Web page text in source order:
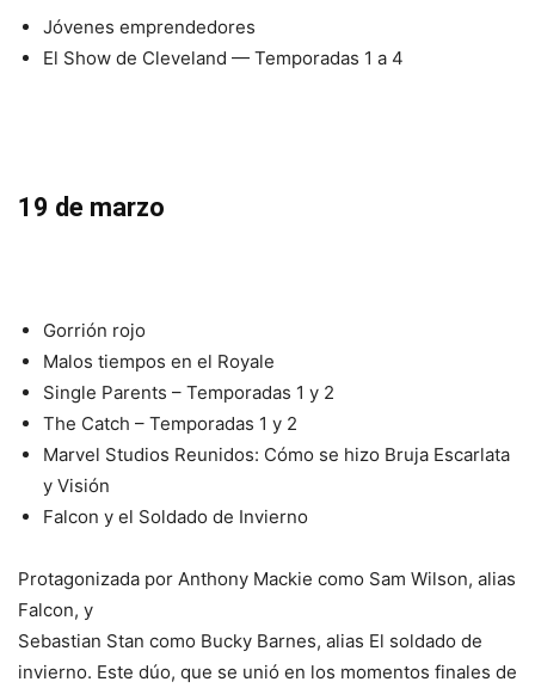
Jóvenes emprendedores
El Show de Cleveland — Temporadas 1 a 4
19 de marzo
Gorrión rojo
Malos tiempos en el Royale
Single Parents – Temporadas 1 y 2
The Catch – Temporadas 1 y 2
Marvel Studios Reunidos: Cómo se hizo Bruja Escarlata
y Visión
Falcon y el Soldado de Invierno
Protagonizada por Anthony Mackie como Sam Wilson, alias
Falcon, y
Sebastian Stan como Bucky Barnes, alias El soldado de
invierno. Este dúo, que se unió en los momentos finales de